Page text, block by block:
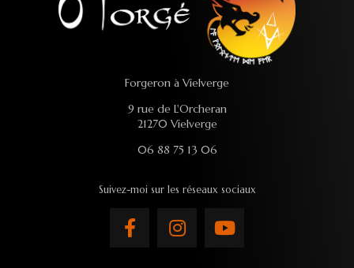
Forgeron à Vielverge
9 rue de L'Orcheran
21270 Vielverge
06 88 75 13 06
Suivez-moi sur les réseaux sociaux